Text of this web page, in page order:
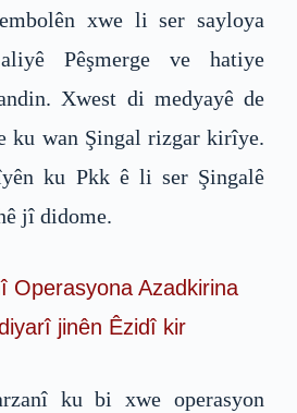
xwe li ser sayloya
Pêşmerge ve hatiye
Xwest di medyayê de
ku wan Şingal rizgar kirîye.
ku Pkk ê li ser Şingalê
jî didome.
Operasyona Azadkirina
jinên Êzidî kir
ku bi xwe operasyon